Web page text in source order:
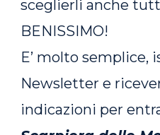
sceglierli anche
BENISSIMO!
E’ molto semplice,
Newsletter e
indicazioni per